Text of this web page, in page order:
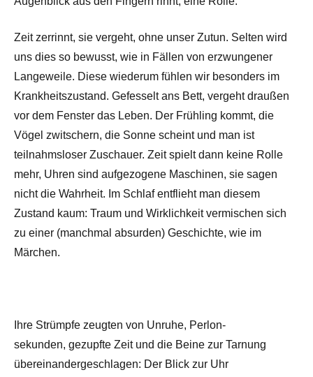
Zeit zerrinnt, sie vergeht, ohne unser Zutun. Selten wird
uns dies so bewusst, wie in Fällen von erzwungener
Langeweile. Diese wiederum fühlen wir besonders im
Krankheitszustand. Gefesselt ans Bett, vergeht draußen
vor dem Fenster das Leben. Der Frühling kommt, die
Vögel zwitschern, die Sonne scheint und man ist
teilnahmsloser Zuschauer. Zeit spielt dann keine Rolle
mehr, Uhren sind aufgezogene Maschinen, sie sagen
nicht die Wahrheit. Im Schlaf entflieht man diesem
Zustand kaum: Traum und Wirklichkeit vermischen sich
zu einer (manchmal absurden) Geschichte, wie im
Märchen.
Ihre Strümpfe zeugten von Unruhe, Perlon-
sekunden, gezupfte Zeit und die Beine zur Tarnung
übereinandergeschlagen: Der Blick zur Uhr